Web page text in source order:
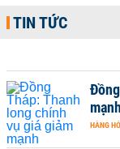
TIN TỨC
mạnh
HÀNG